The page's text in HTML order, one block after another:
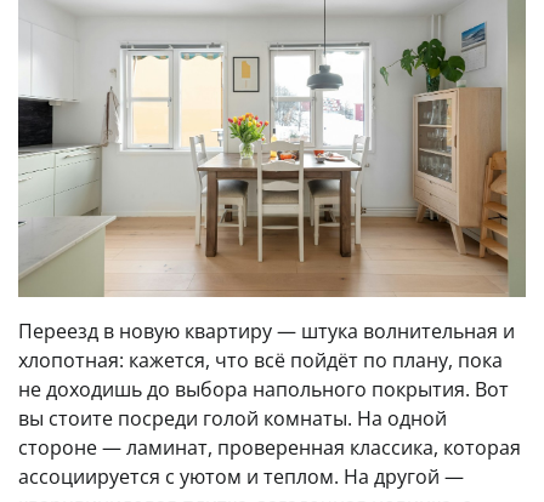
Переезд в новую квартиру — штука волнительная и
хлопотная: кажется, что всё пойдёт по плану, пока
не доходишь до выбора напольного покрытия. Вот
вы стоите посреди голой комнаты. На одной
стороне — ламинат, проверенная классика, которая
ассоциируется с уютом и теплом. На другой —